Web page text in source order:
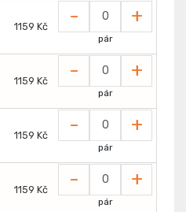
1159 Kč - +
pár
1159 Kč - +
pár
1159 Kč - +
pár
1159 Kč - +
pár